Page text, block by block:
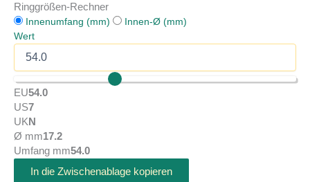
Ringgrößen-Rechner
Innenumfang (mm)
Innen-Ø (mm)
Wert
EU54.0
US7
UKN
Ø mm17.2
Umfang mm54.0
In die Zwischenablage kopieren